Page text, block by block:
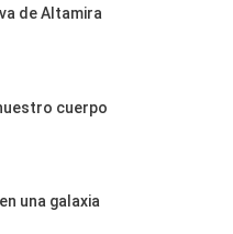
de Altamira
cuerpo
una galaxia